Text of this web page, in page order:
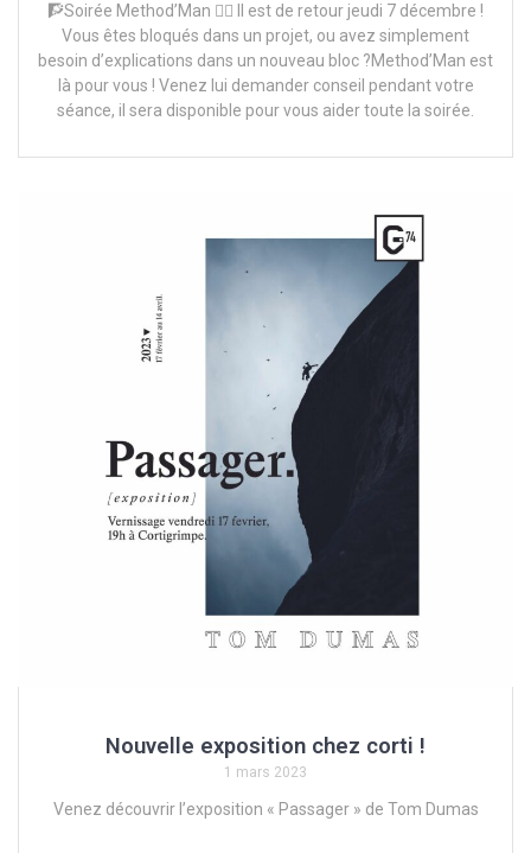
🧗Soirée Method’Man 🧗‍♀️ Il est de retour jeudi 7 décembre !
Vous êtes bloqués dans un projet, ou avez simplement
besoin d’explications dans un nouveau bloc ?Method’Man est
là pour vous ! Venez lui demander conseil pendant votre
séance, il sera disponible pour vous aider toute la soirée.
Nouvelle exposition chez corti !
1 mars 2023
Venez découvrir l’exposition « Passager » de Tom Dumas